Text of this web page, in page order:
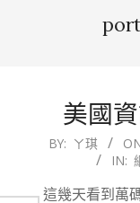
美國
2010-
25
BY: ㄚ琪
IN:
這幾天看到萬